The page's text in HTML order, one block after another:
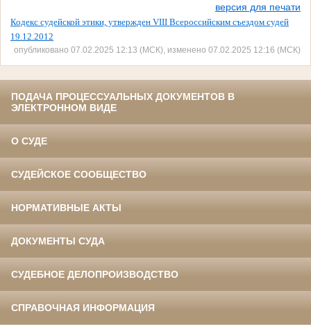
версия для печати
Кодекс судейской этики, утвержден VIII Всероссийским съездом судей
19.12.2012
опубликовано 07.02.2025 12:13 (МСК), изменено 07.02.2025 12:16 (МСК)
ПОДАЧА ПРОЦЕССУАЛЬНЫХ ДОКУМЕНТОВ В
ЭЛЕКТРОННОМ ВИДЕ
О СУДЕ
СУДЕЙСКОЕ СООБЩЕСТВО
НОРМАТИВНЫЕ АКТЫ
ДОКУМЕНТЫ СУДА
СУДЕБНОЕ ДЕЛОПРОИЗВОДСТВО
СПРАВОЧНАЯ ИНФОРМАЦИЯ